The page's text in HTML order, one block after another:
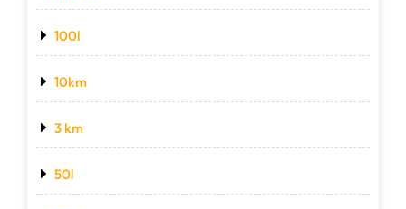
100l
10km
3 km
50l